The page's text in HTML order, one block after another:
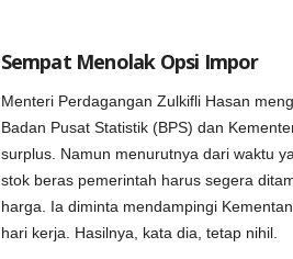
Sempat Menolak Opsi Impor
Menteri Perdagangan Zulkifli Hasan
Badan Pusat Statistik (BPS) dan
surplus. Namun menurutnya dari waktu
stok beras pemerintah harus segera
harga. Ia diminta mendampingi
hari kerja. Hasilnya, kata dia, tetap nihil.